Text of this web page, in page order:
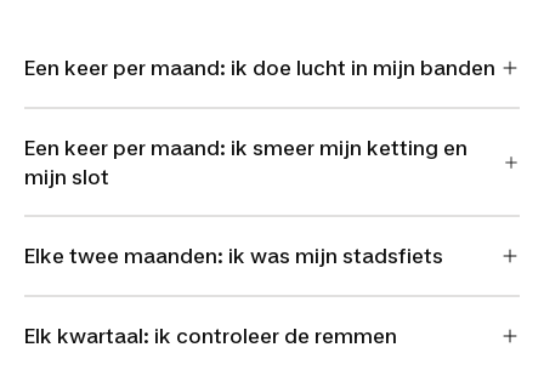
Een keer per maand: ik doe lucht in mijn banden
Een keer per maand: ik smeer mijn ketting en
mijn slot
Elke twee maanden: ik was mijn stadsfiets
Elk kwartaal: ik controleer de remmen